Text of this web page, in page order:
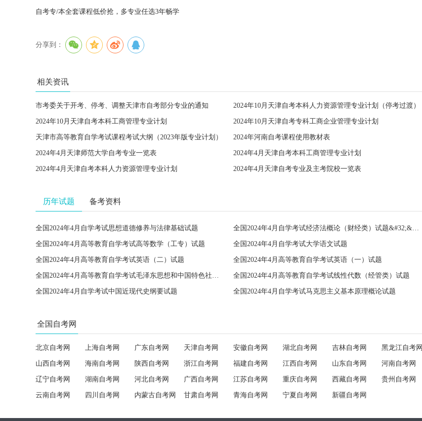
自考专/本全套课程低价抢，多专业任选3年畅学
分享到：
相关资讯
市考委关于开考、停考、调整天津市自考部分专业的通知 2024年10月天津自考本科人力资源管理专业计划（停考过渡）
2024年10月天津自考本科工商管理专业计划 2024年10月天津自考专科工商企业管理专业计划
天津市高等教育自学考试课程考试大纲（2023年版专业计划） 2024年河南自考课程使用教材表
2024年4月天津师范大学自考专业一览表 2024年4月天津自考本科工商管理专业计划
2024年4月天津自考本科人力资源管理专业计划 2024年4月天津自考专业及主考院校一览表
历年试题 备考资料
全国2024年4月自学考试思想道德修养与法律基础试题 全国2024年4月自学考试经济法概论（财经类）试题&#32;&#32;
全国2024年4月高等教育自学考试高等数学（工专）试题 全国2024年4月自学考试大学语文试题
全国2024年4月高等教育自学考试英语（二）试题 全国2024年4月高等教育自学考试英语（一）试题
全国2024年4月高等教育自学考试毛泽东思想和中国特色社会主义理论体系概论试题 全国2024年4月高等教育自学考试线性代数（经管类）试题
全国2024年4月自学考试中国近现代史纲要试题 全国2024年4月自学考试马克思主义基本原理概论试题
全国自考网
北京自考网 上海自考网 广东自考网 天津自考网 安徽自考网 湖北自考网 吉林自考网 黑龙江自考网
山西自考网 海南自考网 陕西自考网 浙江自考网 福建自考网 江西自考网 山东自考网 河南自考网
辽宁自考网 湖南自考网 河北自考网 广西自考网 江苏自考网 重庆自考网 西藏自考网 贵州自考网
云南自考网 四川自考网 内蒙古自考网 甘肃自考网 青海自考网 宁夏自考网 新疆自考网